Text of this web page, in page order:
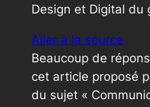
Design et Digital du
Aller à la source
Beaucoup de
cet article proposé
du sujet «